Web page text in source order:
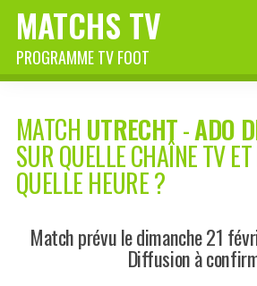
MATCHS TV
PROGRAMME TV FOOT
MATCH UTRECHT-ADO
SUR QUELLE CHAÎNE TV
QUELLE HEURE ?
Match prévu le dimanche 21
Diffusion à